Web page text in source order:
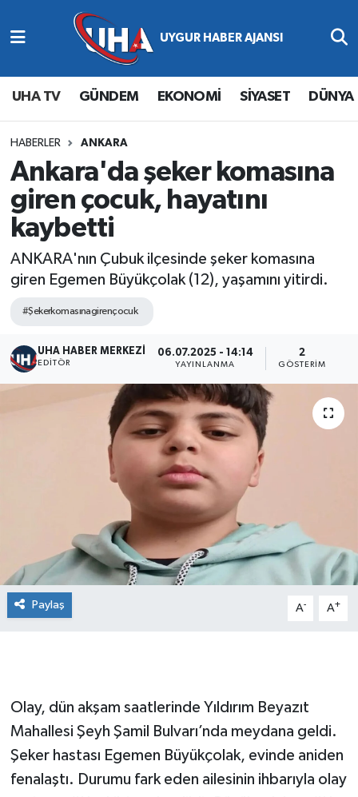
UHA TV GÜNDEM EKONOMİ SİYASET DÜNYA
HABERLER ANKARA
Ankara'da şeker komasına
giren çocuk, hayatını
kaybetti
ANKARA'nın Çubuk ilçesinde şeker komasına
giren Egemen Büyükçolak (12), yaşamını yitirdi.
#Şekerkomasınagirençocuk
UHA HABER MERKEZİ
EDITÖR
06.07.2025 - 14:14
YAYINLANMA
2
GÖSTERIM
Paylaş A- A+
Olay, dün akşam saatlerinde Yıldırım Beyazıt
Mahallesi Şeyh Şamil Bulvarı’nda meydana geldi.
Şeker hastası Egemen Büyükçolak, evinde aniden
fenalaştı. Durumu fark eden ailesinin ihbarıyla olay
Abone Ol
Gündem
Ekonomi
Magazin
Siyaset
Spor
Yaşam
Nöbetçi Eczaneler
Hava Durumu
Namaz Vakitleri
Trafik Durumu
Süper Lig Puan Durumu ve Fikstür
Tüm Manşetler
Son Dakika Haberleri
Haber Arşivi